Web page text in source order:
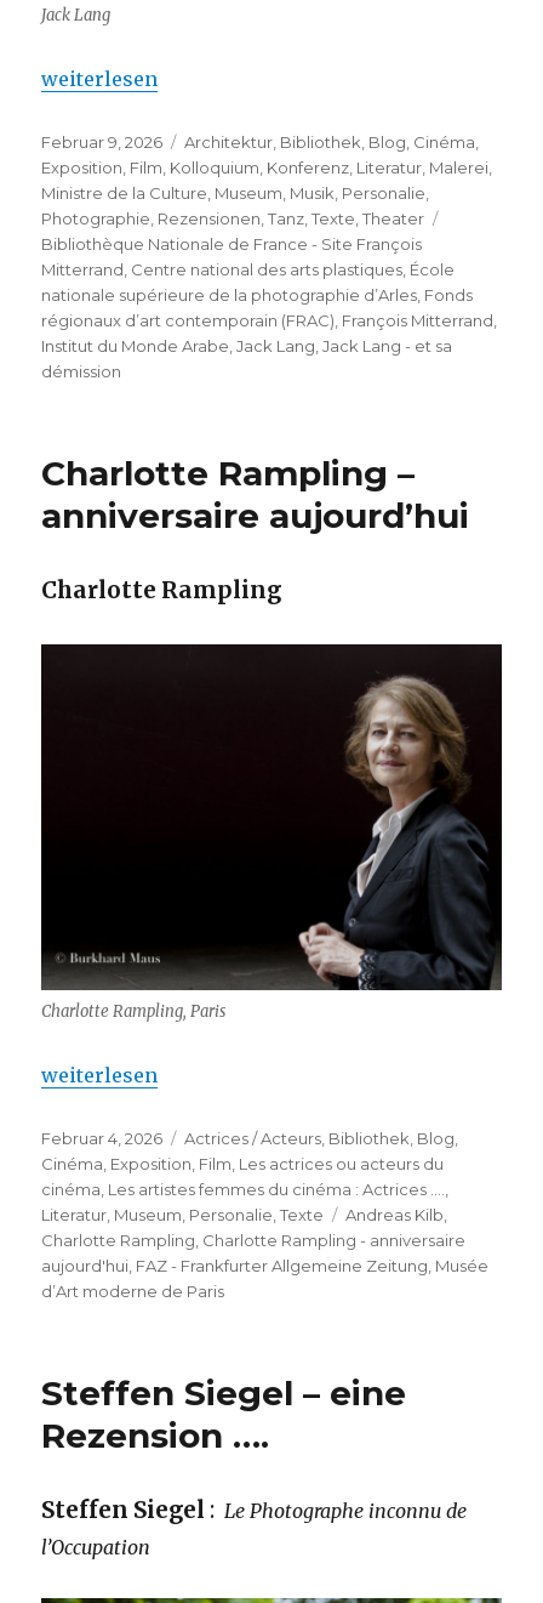
Jack Lang
„Jack Lang – et sa démission, maintenant“
weiterlesen
Veröffentlicht
am
Februar 9, 2026 Kategorien
Architektur, Bibliothek, Blog, Cinéma,
Exposition, Film, Kolloquium, Konferenz, Literatur, Malerei,
Ministre de la Culture, Museum, Musik, Personalie,
Photographie, Rezensionen,Tanz,Texte,Theater
Bibliothèque Nationale de France - Site François
Mitterrand, Centre national des arts plastiques, École
nationale supérieure de la photographie d’Arles, Fonds
régionaux d’art contemporain (FRAC), François Mitterrand,
Institut du Monde Arabe,Jack Lang,Jack Lang - et sa
démission
Charlotte Rampling –
anniversaire aujourd’hui
Charlotte Rampling
Charlotte Rampling, Paris
„Charlotte Rampling – anniversaire aujourd’hui“
weiterlesen
Veröffentlicht
am
Februar 4, 2026 Kategorien
Actrices / Acteurs Bibliothek Blog
Cinéma Exposition Film Les actrices ou acteurs du
cinéma Les artistes femmes du cinéma : Actrices ….
Literatur Museum Personalie ,Texte Schlagwörter
Andreas Kilb
Charlotte Rampling Charlotte Rampling - anniversaire
aujourd'hui FAZ - Frankfurter Allgemeine Zeitung Musée
d’Art moderne de Paris
Steffen Siegel – eine
Rezension ….
Steffen Siegel : Le Photographe inconnu de
l’Occupation